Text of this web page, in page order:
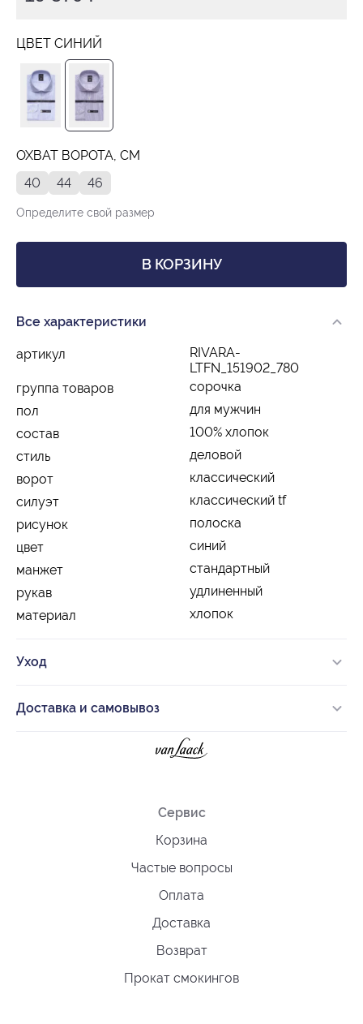
ЦВЕТ СИНИЙ
ОХВАТ ВОРОТА, СМ
40
44 46
Определите свой размер
В КОРЗИНУ
Все характеристики
артикул
RIVARA-
LTFN_151902_780
группа товаров
сорочка
пол
для мужчин
состав
100% хлопок
стиль
деловой
ворот
классический
силуэт
классический tf
рисунок
полоска
цвет
синий
манжет
стандартный
рукав
удлиненный
материал
хлопок
Уход
Доставка и самовывоз
Сервис
Корзина
Частые вопросы
Оплата
Доставка
Возврат
Прокат смокингов